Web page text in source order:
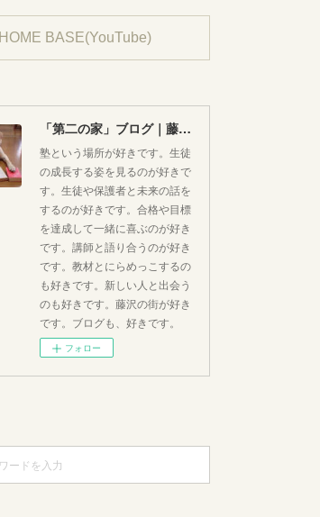
HOME BASE(YouTube)
「第二の家」ブログ｜藤沢市の個別指導塾のお話
塾という場所が好きです。生徒
の成長する姿を見るのが好きで
す。生徒や保護者と未来の話を
するのが好きです。合格や目標
を達成して一緒に喜ぶのが好き
です。講師と語り合うのが好き
です。教材とにらめっこするの
も好きです。新しい人と出会う
のも好きです。藤沢の街が好き
です。ブログも、好きです。
フォロー